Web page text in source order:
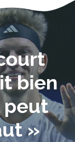
bien
peut
»